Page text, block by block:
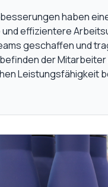
haben
effizientere
geschaffen und
der Mitarbeiter
Leistungsfähigkeit